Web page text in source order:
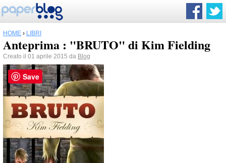
HOME › LIBRI
Anteprima : "BRUTO" di Kim Fielding
Creato il 01 aprile 2015 da Blog
Save